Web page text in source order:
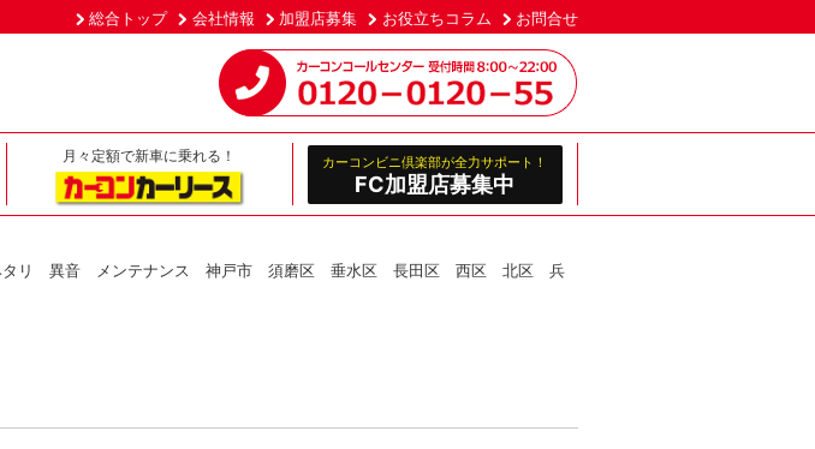
総合トップ 会社情報 加盟店募集 お役立ちコラム お問合せ
月々定額で新車に乗れる！ カーコンビニ倶楽部が全力サポート！
FC加盟店募集中
リ 異音 メンテナンス 神戸市 須磨区 垂水区 長田区 西区 北区 兵